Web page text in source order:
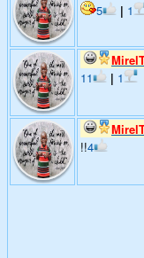
5 | 1
11 | 1
!!4